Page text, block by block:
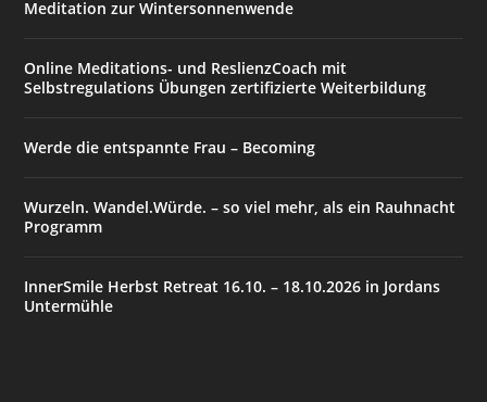
Meditation zur Wintersonnenwende
Online Meditations- und ReslienzCoach mit
Selbstregulations Übungen zertifizierte Weiterbildung
Werde die entspannte Frau – Becoming
Wurzeln. Wandel.Würde. – so viel mehr, als ein Rauhnacht
Programm
InnerSmile Herbst Retreat 16.10. – 18.10.2026 in Jordans
Untermühle